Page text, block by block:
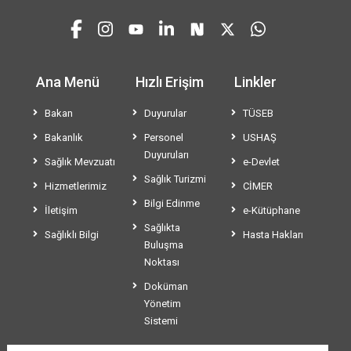
Ana Menü
Bakan
Bakanlık
Sağlık Mevzuatı
Hizmetlerimiz
İletişim
Sağlıklı Bilgi
Hızlı Erişim
Duyurular
Personel
Duyuruları
Sağlık Turizmi
Bilgi Edinme
Sağlıkta
Buluşma
Noktası
Doküman
Yönetim
Sistemi
Linkler
TÜSEB
USHAŞ
e-Devlet
CİMER
e-Kütüphane
Hasta Hakları